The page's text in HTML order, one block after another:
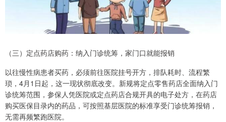
（三）定点药店购药：纳入门诊统筹，家门口就能报销
以往慢性病患者买药，必须前往医院挂号开方，排队耗时、流程繁
琐，4月1日起，这一现状彻底改变。新规将定点零售药店全面纳入门
诊统筹范围，参保人凭医院或定点药店合规开具的电子处方，在药店
购买医保目录内的药品，可按照基层医院的标准享受门诊统筹报销，
无需再频繁跑医院。